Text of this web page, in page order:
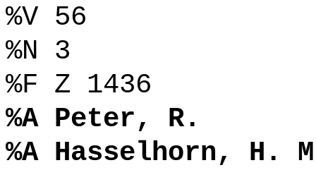
%V 56
%N 3
%F Z 1436
%A Peter, R.
%A Hasselhorn, H.